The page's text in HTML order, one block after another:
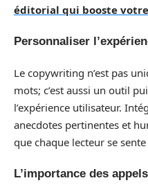
éditorial qui booste
Personnaliser
Le copywriting n’est pas
mots; c’est aussi un outil
l’expérience utilisateur.
anecdotes pertinentes et
que chaque lecteur se
L’importance des